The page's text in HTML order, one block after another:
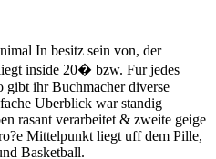
In besitz sein von, der
inside 20� bzw. Fur jedes
gibt ihr Buchmacher diverse
Uberblick war standig
rasant verarbeitet & zweite geige
Mittelpunkt liegt uff dem Pille,
Basketball.